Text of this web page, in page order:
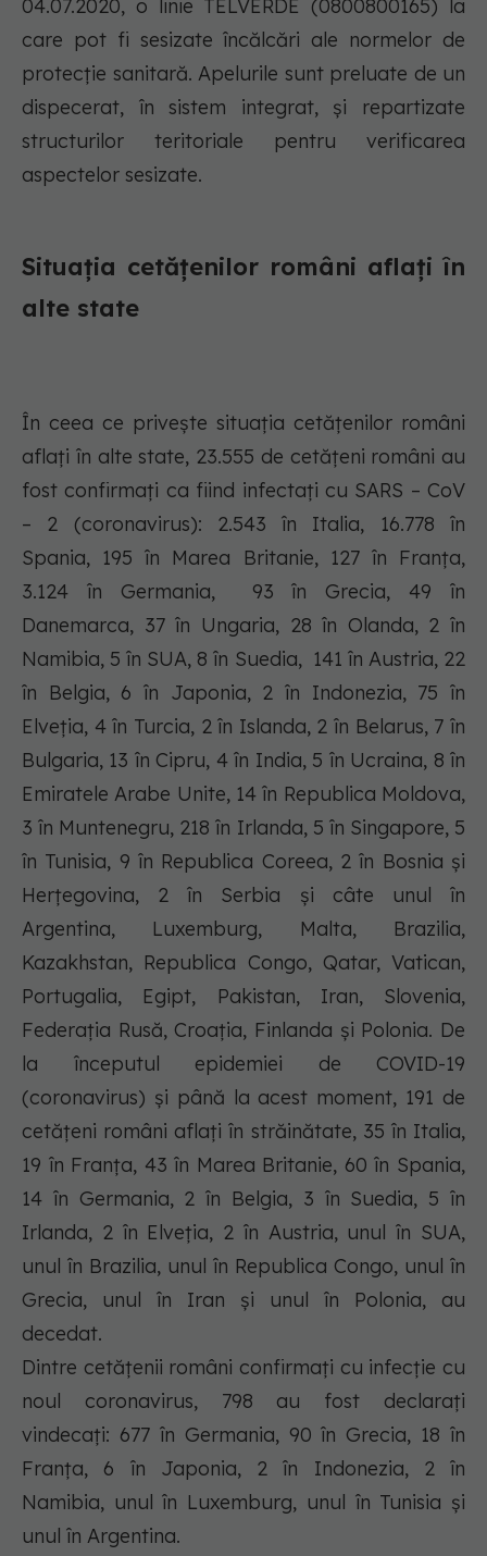
04.07.2020, o linie TELVERDE (0800800165) la
care pot fi sesizate încălcări ale normelor de
protecție sanitară. Apelurile sunt preluate de un
dispecerat, în sistem integrat, și repartizate
structurilor teritoriale pentru verificarea
aspectelor sesizate.
Situația cetățenilor români aflați în
alte state
În ceea ce privește situația cetățenilor români
aflați în alte state, 23.555 de cetățeni români au
fost confirmați ca fiind infectați cu SARS – CoV
– 2 (coronavirus): 2.543 în Italia, 16.778 în
Spania, 195 în Marea Britanie, 127 în Franța,
3.124 în Germania, 93 în Grecia, 49 în
Danemarca, 37 în Ungaria, 28 în Olanda, 2 în
Namibia, 5 în SUA, 8 în Suedia, 141 în Austria, 22
în Belgia, 6 în Japonia, 2 în Indonezia, 75 în
Elveția, 4 în Turcia, 2 în Islanda, 2 în Belarus, 7 în
Bulgaria, 13 în Cipru, 4 în India, 5 în Ucraina, 8 în
Emiratele Arabe Unite, 14 în Republica Moldova,
3 în Muntenegru, 218 în Irlanda, 5 în Singapore, 5
în Tunisia, 9 în Republica Coreea, 2 în Bosnia și
Herțegovina, 2 în Serbia și câte unul în
Argentina, Luxemburg, Malta, Brazilia,
Kazakhstan, Republica Congo, Qatar, Vatican,
Portugalia, Egipt, Pakistan, Iran, Slovenia,
Federația Rusă, Croația, Finlanda și Polonia. De
la începutul epidemiei de COVID-19
(coronavirus) și până la acest moment, 191 de
cetățeni români aflați în străinătate, 35 în Italia,
19 în Franța, 43 în Marea Britanie, 60 în Spania,
14 în Germania, 2 în Belgia, 3 în Suedia, 5 în
Irlanda, 2 în Elveția, 2 în Austria, unul în SUA,
unul în Brazilia, unul în Republica Congo, unul în
Grecia, unul în Iran și unul în Polonia, au
decedat.
Dintre cetățenii români confirmați cu infecție cu
noul coronavirus, 798 au fost declarați
vindecați: 677 în Germania, 90 în Grecia, 18 în
Franța, 6 în Japonia, 2 în Indonezia, 2 în
Namibia, unul în Luxemburg, unul în Tunisia și
unul în Argentina.